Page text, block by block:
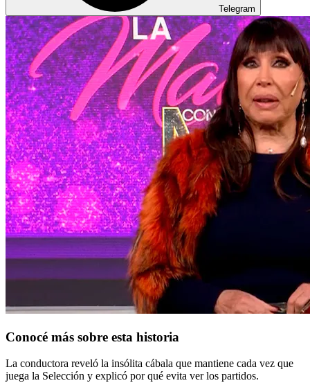
Telegram
Conocé más sobre esta historia
La conductora reveló la insólita cábala que mantiene cada vez que
juega la Selección y explicó por qué evita ver los partidos.